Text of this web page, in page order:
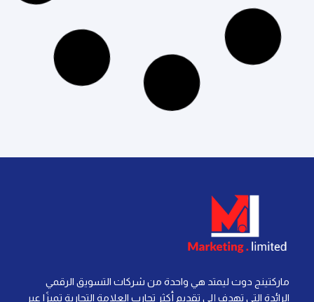
الشات بوت: تعرف على مفهومه وأهمية استخدامه
إقرأ المزيد »
آخر تحديث: 21 يوليو، 2026